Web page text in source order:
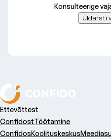
Konsulteerige
Üldarsti
Ettevõttest
ConfidostTöötamine
ConfidosKoolituskeskus